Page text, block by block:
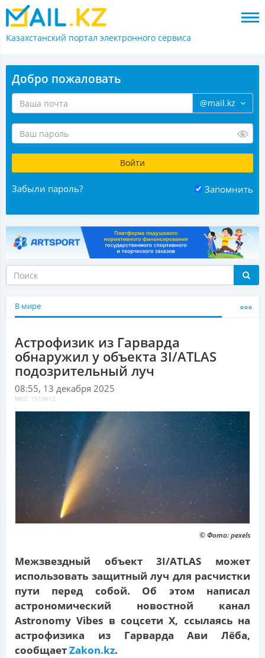
Казахстанский портал электронного сервиса
Добро пожаловать
@mail.kz
Забыли пароль? Запомнить
В мире
Астрофизик из Гарварда
обнаружил у объекта 3I/ATLAS
подозрительный луч
08:55, 13 декабря 2025
MKZ: 1519612
© Фото: pexels
Межзвездный объект 3I/ATLAS может
использовать защитный луч для расчистки
пути перед собой. Об этом написал
астрономический новостной канал
Astronomy Vibes в соцсети X, ссылаясь на
астрофизика из Гарварда Ави Лёба,
сообщаетZakon.kz.